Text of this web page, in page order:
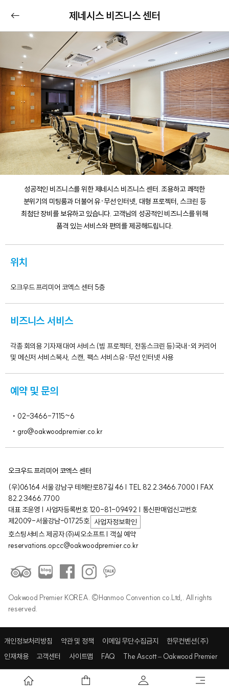
제네시스 비즈니스 센터
성공적인 비즈니스를 위한 제네시스 비즈니스 센터. 조용하고 쾌적한
분위기의 미팅룸과 더불어 유·무선 인터넷, 대형 프로젝터, 스크린 등
최첨단 장비를 보유하고 있습니다. 고객님의 성공적인 비즈니스를 위해
품격 있는 서비스와 편의를 제공해드립니다.
위치
오크우드 프리미어 코엑스 센터 5층
비즈니스 서비스
각종 회의용 기자재 대여 서비스 (빔 프로젝터, 전동스크린 등)국내·외 커리어
및 메신저 서비스복사, 스캔, 팩스 서비스유·무선 인터넷 사용
예약 및 문의
02-3466-7115~6
gro@oakwoodpremier.co.kr
오크우드 프리미어 코엑스 센터
(우)06164 서울 강남구 테헤란로87길 46 | TEL 82.2.3466.7000 | FAX
82.2.3466.7700
대표 조윤영 | 사업자등록번호 120-81-09492 | 통신판매업신고번호
제2009-서울강남-01725호 사업자정보확인
호스팅서비스 제공자 ㈜씨오소프트 | 객실 예약
reservations.opcc@oakwoodpremier.co.kr
Oakwood Premier KOREA. ©Hanmoo Convention co.Ltd,. All rights
reserved.
개인정보처리방침 약관 및 정책 이메일 무단수집금지
한무컨벤션(주)
인재채용
고객센터 사이트맵 FAQ The Ascott – Oakwood Premier